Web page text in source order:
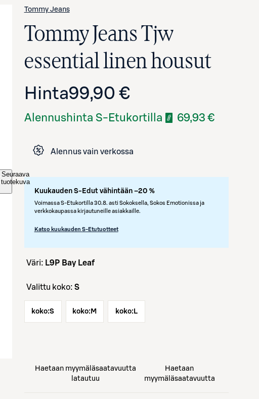
Seuraava
tuotekuva
Tommy Jeans
Tommy Jeans Tjw
essential linen housut
Hinta99,90 €
Alennushinta S-Etukortilla 69,93 €
Alennus vain verkossa
Kuukauden S-Edut vähintään –20 %
Voimassa S-Etukortilla 30.8. asti Sokoksella, Sokos Emotionissa ja
verkkokaupassa kirjautuneille asiakkaille.
Katso kuukauden S-Etutuotteet
väri: L9P Bay Leaf
Valittu koko: S
koko:S koko: M koko: L
Haetaan myymäläsaatavuutta
latautuu
Haetaan
myymäläsaatavuutta